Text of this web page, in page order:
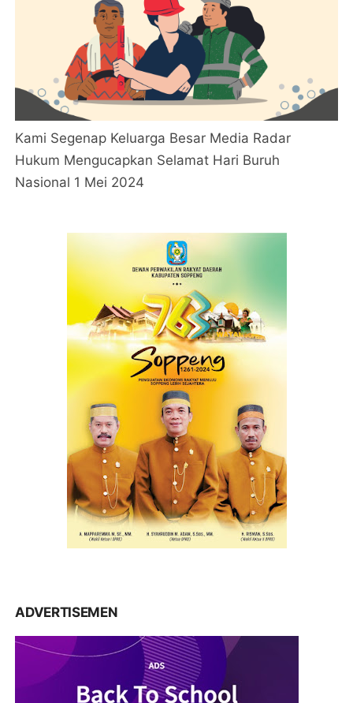
Kami Segenap Keluarga Besar Media Radar
Hukum Mengucapkan Selamat Hari Buruh
Nasional 1 Mei 2024
ADVERTISEMEN